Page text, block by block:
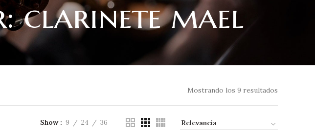
clarinete mael
Mostrando los 9 resultados
Show 9 24 36